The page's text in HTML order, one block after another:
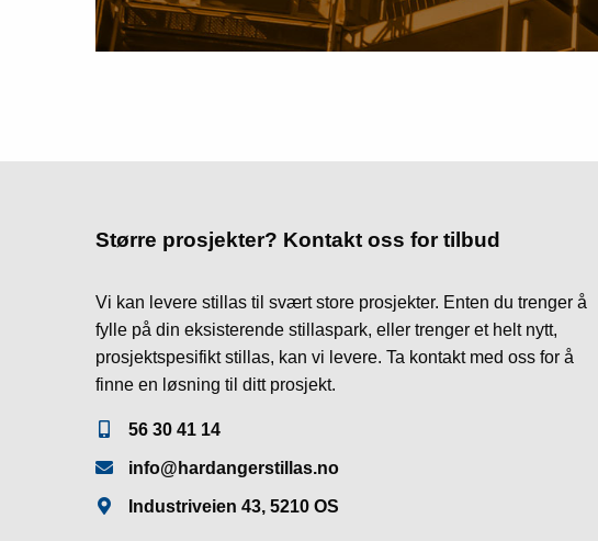
Større prosjekter? Kontakt oss for tilbud
Vi kan levere stillas til svært store prosjekter. Enten du trenger å
fylle på din eksisterende stillaspark, eller trenger et helt nytt,
prosjektspesifikt stillas, kan vi levere. Ta kontakt med oss for å
finne en løsning til ditt prosjekt.
56 30 41 14
info@hardangerstillas.no
Industriveien 43, 5210 OS